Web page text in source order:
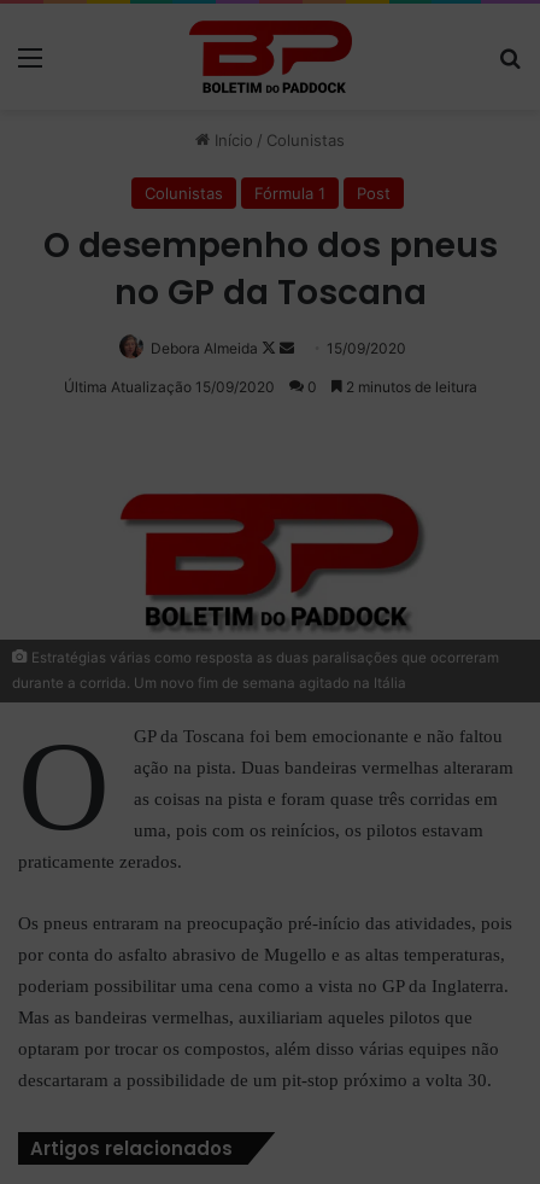
Início / Colunistas
Colunistas Fórmula 1 Post
O desempenho dos pneus
no GP da Toscana
Debora Almeida
Follow
on
Mande
um
15/09/2020
Última Atualização 15/09/2020 0 2 minutos de leitura
Estratégias várias como resposta as duas paralisações que ocorreram
durante a corrida. Um novo fim de semana agitado na Itália
O
GP da Toscana foi bem emocionante e não faltou
ação na pista. Duas bandeiras vermelhas alteraram
as coisas na pista e foram quase três corridas em
uma, pois com os reinícios, os pilotos estavam
praticamente zerados.
Os pneus entraram na preocupação pré-início das atividades, pois
por conta do asfalto abrasivo de Mugello e as altas temperaturas,
poderiam possibilitar uma cena como a vista no GP da Inglaterra.
Mas as bandeiras vermelhas, auxiliariam aqueles pilotos que
optaram por trocar os compostos, além disso várias equipes não
descartaram a possibilidade de um pit-stop próximo a volta 30.
Artigos relacionados